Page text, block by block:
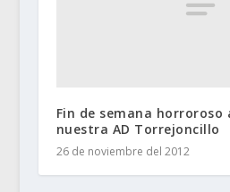
Fin de semana
nuestra AD Torrejoncillo
26 de noviembre del 2012